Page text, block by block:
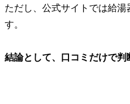
ただし、公式サイトでは給湯
す。
結論として、口コミだけで判